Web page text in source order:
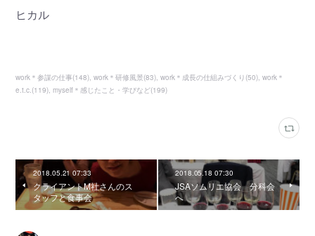
ヒカル
work＊参謀の仕事(148) work＊研修風景(83) work＊成長の仕組みづくり (50) work＊
e.t.c.(119) myself＊感じたこと・学びなど(199)
2018.05.21 07:33
クライアントM社さんのス
タッフと食事会
2018.05.18 07:30
JSAソムリエ協会 分科会
へ